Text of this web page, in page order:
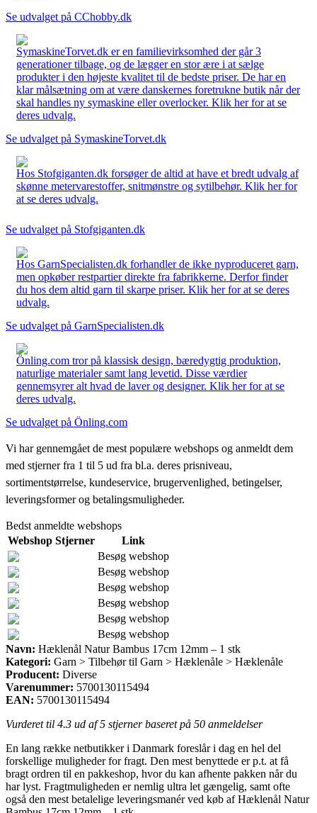
Se udvalget på CChobby.dk
SymaskineTorvet.dk er en familievirksomhed der går 3
generationer tilbage, og de lægger en stor ære i at sælge
produkter i den højeste kvalitet til de bedste priser. De har en
klar målsætning om at være danskernes foretrukne butik når der
skal handles ny symaskine eller overlocker. Klik her for at se
deres udvalg.
Se udvalget på SymaskineTorvet.dk
Hos Stofgiganten.dk forsøger de altid at have et bredt udvalg af
skønne metervarestoffer, snitmønstre og sytilbehør. Klik her for
at se deres udvalg.
Se udvalget på Stofgiganten.dk
Hos GarnSpecialisten.dk forhandler de ikke nyproduceret garn,
men opkøber restpartier direkte fra fabrikkerne. Derfor finder
du hos dem altid garn til skarpe priser. Klik her for at se deres
udvalg.
Se udvalget på GarnSpecialisten.dk
Önling.com tror på klassisk design, bæredygtig produktion,
naturlige materialer samt lang levetid. Disse værdier
gennemsyrer alt hvad de laver og designer. Klik her for at se
deres udvalg.
Se udvalget på Önling.com
Vi har gennemgået de mest populære webshops og anmeldt dem
med stjerner fra 1 til 5 ud fra bl.a. deres prisniveau,
sortimentstørrelse, kundeservice, brugervenlighed, betingelser,
leveringsformer og betalingsmuligheder.
Bedst anmeldte webshops
Webshop Stjerner
Link
Besøg webshop
Besøg webshop
Besøg webshop
Besøg webshop
Besøg webshop
Besøg webshop
Navn: Hæklenål Natur Bambus 17cm 12mm – 1 stk
Kategori: Garn > Tilbehør til Garn > Hæklenåle > Hæklenåle
Producent: Diverse
Varenummer: 5700130115494
EAN: 5700130115494
Vurderet til 4.3 ud af 5 stjerner baseret på 50 anmeldelser
En lang række netbutikker i Danmark foreslår i dag en hel del
forskellige muligheder for fragt. Den mest benyttede er p.t. at få
bragt ordren til en pakkeshop, hvor du kan afhente pakken når du
har lyst. Fragtmuligheden er nemlig ultra let gængelig, samt ofte
også den mest betalelige leveringsmanér ved køb af Hæklenål Natur